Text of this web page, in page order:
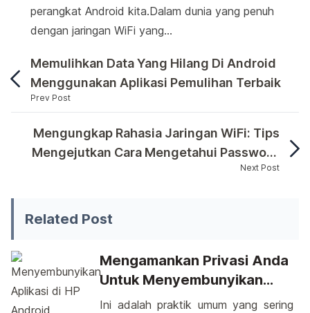
perangkat Android kita.Dalam dunia yang penuh
dengan jaringan WiFi yang…
Memulihkan Data Yang Hilang Di Android
Menggunakan Aplikasi Pemulihan Terbaik
Prev Post
Ada saat-saat ketika kita merasa terjebak tanpa
Mengungkap Rahasia Jaringan WiFi: Tips
Mengejutkan Cara Mengetahui Password
WiFi Dari Android
Next Post
Related Post
Mengamankan Privasi Anda
Untuk Menyembunyikan
Aplikasi Di HP Android
Ini adalah praktik umum yang sering